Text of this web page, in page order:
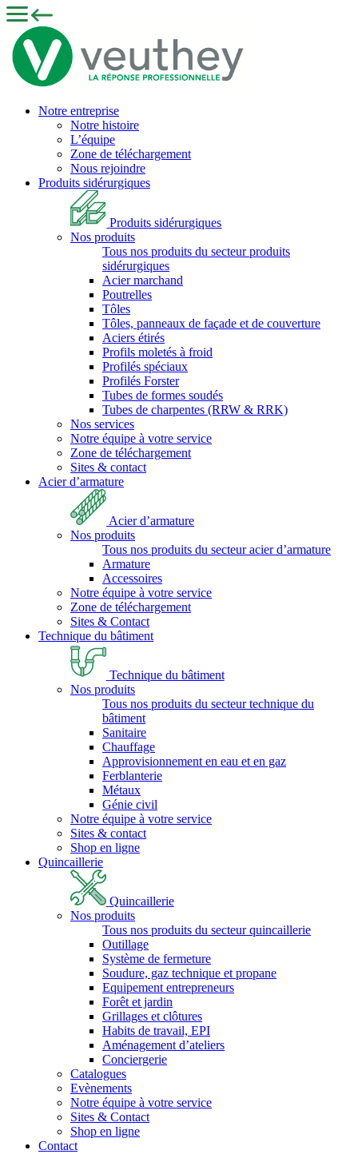
Notre entreprise
Notre histoire
L’équipe
Zone de téléchargement
Nous rejoindre
Produits sidérurgiques
Produits sidérurgiques
Nos produits
Tous nos produits du secteur produits
sidérurgiques
Acier marchand
Poutrelles
Tôles
Tôles, panneaux de façade et de couverture
Aciers étirés
Profils moletés à froid
Profilés spéciaux
Profilés Forster
Tubes de formes soudés
Tubes de charpentes (RRW & RRK)
Nos services
Notre équipe à votre service
Zone de téléchargement
Sites & contact
Acier d’armature
Acier d’armature
Nos produits
Tous nos produits du secteur acier d’armature
Armature
Accessoires
Notre équipe à votre service
Zone de téléchargement
Sites & Contact
Technique du bâtiment
Technique du bâtiment
Nos produits
Tous nos produits du secteur technique du
bâtiment
Sanitaire
Chauffage
Approvisionnement en eau et en gaz
Ferblanterie
Métaux
Génie civil
Notre équipe à votre service
Sites & contact
Shop en ligne
Quincaillerie
Quincaillerie
Nos produits
Tous nos produits du secteur quincaillerie
Outillage
Système de fermeture
Soudure, gaz technique et propane
Equipement entrepreneurs
Forêt et jardin
Grillages et clôtures
Habits de travail, EPI
Aménagement d’ateliers
Conciergerie
Catalogues
Evènements
Notre équipe à votre service
Sites & Contact
Shop en ligne
Contact